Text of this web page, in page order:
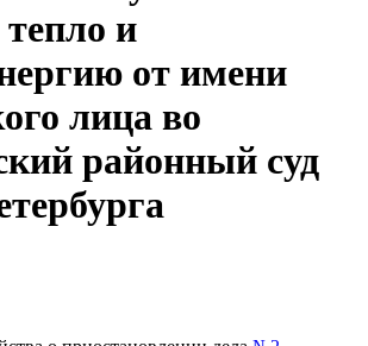
и
от имени
лица во
районный суд